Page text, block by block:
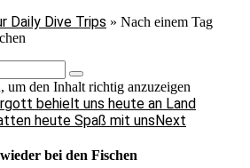
Daily Dive Trips » Nach einem Tag
um den Inhalt richtig anzuzeigen
behielt uns heute an Land
heute Spaß mit unsNext
bei den Fischen